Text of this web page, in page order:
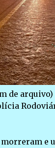
de
morreram e